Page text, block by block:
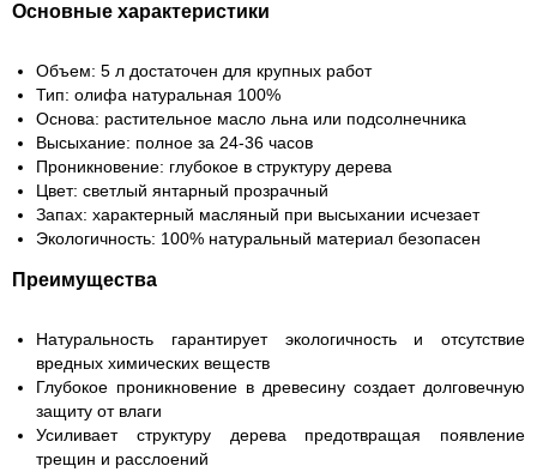
Основные характеристики
Объем: 5 л достаточен для крупных работ
Тип: олифа натуральная 100%
Основа: растительное масло льна или подсолнечника
Высыхание: полное за 24-36 часов
Проникновение: глубокое в структуру дерева
Цвет: светлый янтарный прозрачный
Запах: характерный масляный при высыхании исчезает
Экологичность: 100% натуральный материал безопасен
Преимущества
Натуральность гарантирует экологичность и отсутствие
вредных химических веществ
Глубокое проникновение в древесину создает долговечную
защиту от влаги
Усиливает структуру дерева предотвращая появление
трещин и расслоений